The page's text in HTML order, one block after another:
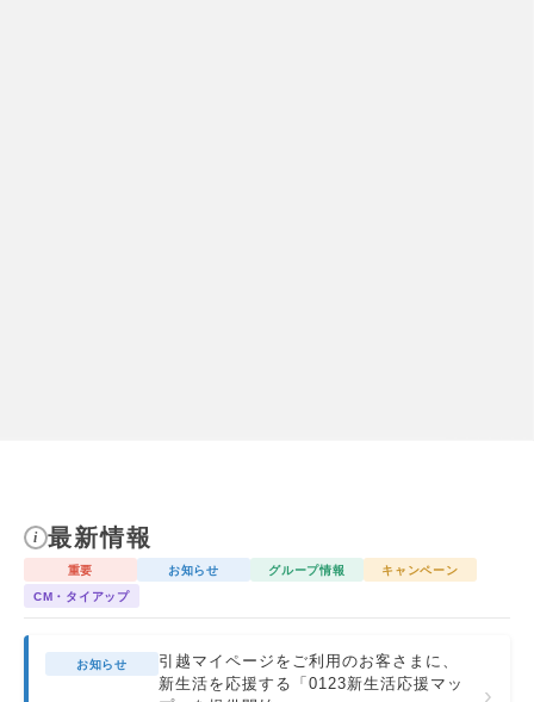
最新情報
重要 お知らせ グループ情報
キャンペーン
CM・タイアップ
お知らせ
引越マイページをご利用のお客さまに、
新生活を応援する「0123新生活応援マッ
›